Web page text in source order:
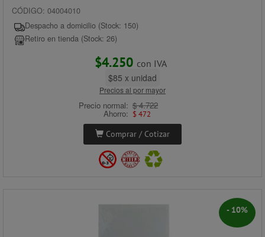
CÓDIGO: 04004010
Despacho a domicilio (Stock: 150)
Retiro en tienda (Stock: 26)
$4.250 con IVA
$85 x unidad
Precios al por mayor
Precio normal: $ 4.722
Ahorro: $ 472
Comprar / Cotizar
- 10%